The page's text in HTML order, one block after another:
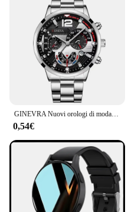
GINEVRA Nuovi orologi di moda da uomo in acciaio inossidabile Top Brand di lusso sportivo cronografo orologio al quarzo da uomo orologio da uomo Relogio Masculino
0,54€